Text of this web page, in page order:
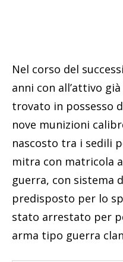
Nel corso del
anni con all’attivo
trovato in possesso
nove munizioni
nascosto tra i sedili
mitra con matricola
guerra, con sistema
predisposto per lo
stato arrestato per
arma tipo guerra